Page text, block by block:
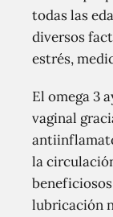
todas las
diversos
estrés,
El omega 3
vaginal
la
lubricación